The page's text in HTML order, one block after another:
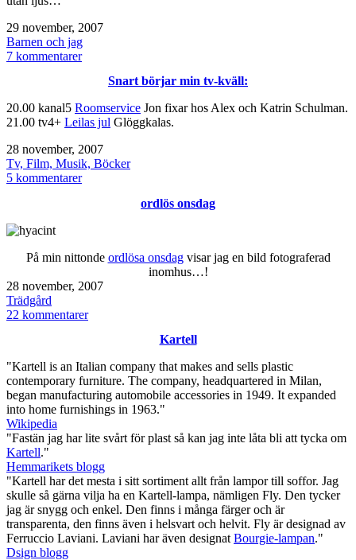
Publicerat
den
29 november, 2007
Kategoriserat
som
Barnen och jag
7 kommentarertill
Snart börjar min tv-kväll:
20.00 kanal5 Roomservice Jon fixar hos Alex och Katrin Schulman.
21.00 tv4+ Leilas jul Glöggkalas.
Publicerat
den
28 november, 2007
Kategoriserat
som
Tv, Film, Musik, Böcker
5 kommentarertill
ordlös onsdag
På min nittonde ordlösa onsdagvisar jag en bild fotograferad
inomhus…!
Publicerat
den
28 november, 2007
Kategoriserat
som
Trädgård
22 kommentarertill
Kartell
"Kartell is an Italian company that makes and sells plastic
contemporary furniture. The company, headquartered in Milan,
began manufacturing automobile accessories in 1949. It expanded
into home furnishings in 1963."
Wikipedia
"Fastän jag har lite svårt för plast så kan jag inte låta bli att tycka om
Kartell."
Hemmarikets blogg
"Kartell har det mesta i sitt sortiment allt från lampor till soffor. Jag
skulle så gärna vilja ha en Kartell-lampa, nämligen Fly. Den tycker
jag är snygg och enkel. Den finns i många färger och är
transparenta, den finns även i helsvart och helvit. Fly är designad av
Ferruccio Laviani. Laviani har även designat Bourgie-lampan."
Dsign blogg